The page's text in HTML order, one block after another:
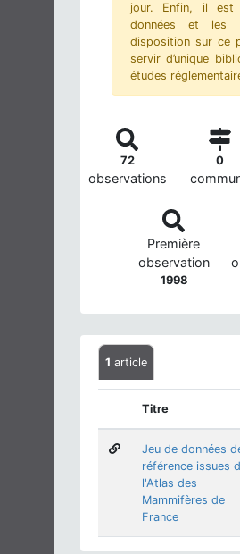
jour. Enfin, il est
données et les
disposition sur ce
servir d’unique
études
72
observations
0
Première
observation
1998
1 article
Titre
Jeu de données
référence issues
l'Atlas des
Mammifères de
France